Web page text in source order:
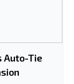
Auto-Tie